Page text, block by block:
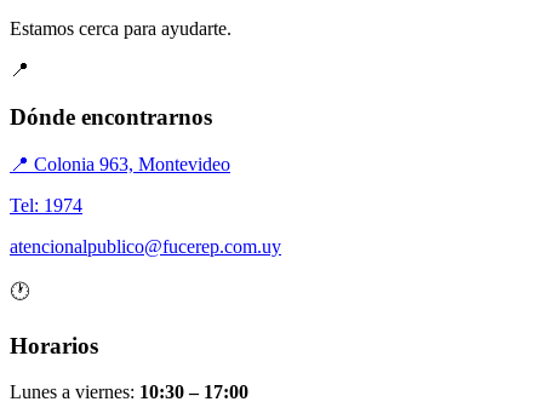
Estamos cerca para ayudarte.
📍
Dónde encontrarnos
📍 Colonia 963, Montevideo
Tel: 1974
atencionalpublico@fucerep.com.uy
🕐
Horarios
Lunes a viernes: 10:30 – 17:00